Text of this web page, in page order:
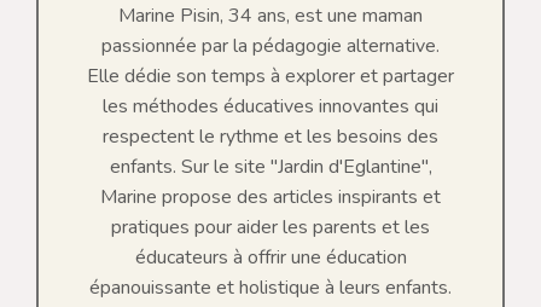
Marine Pisin, 34 ans, est une maman
passionnée par la pédagogie alternative.
Elle dédie son temps à explorer et partager
les méthodes éducatives innovantes qui
respectent le rythme et les besoins des
enfants. Sur le site "Jardin d'Eglantine",
Marine propose des articles inspirants et
pratiques pour aider les parents et les
éducateurs à offrir une éducation
épanouissante et holistique à leurs enfants.